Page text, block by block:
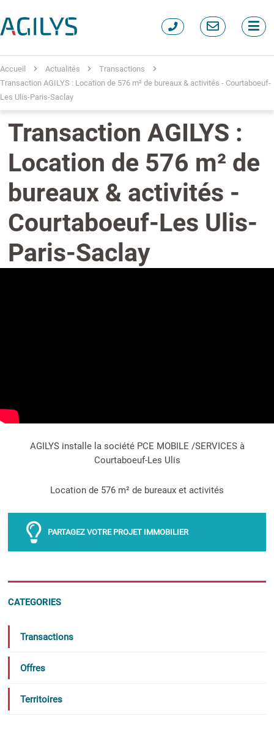
Accueil Actualités
Transactions
Transaction AGILYS : Location de 576 m² de bureaux & activités - Courtaboeuf-
Les Ulis-Paris-Saclay
Transaction AGILYS :
Location de 576 m² de
bureaux & activités -
Courtaboeuf-Les Ulis-
Paris-Saclay
AGILYS installe la société PCE MOBILE /SERVICES à
Courtaboeuf-Les Ulis
Location de 576 m² de bureaux et activités
PARTAGEZ VOTRE PROJET IMMOBILIER
CATEGORIES
Transactions
Offres
Territoires